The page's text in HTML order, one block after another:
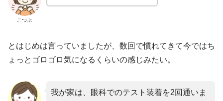
こつぶ
とはじめは言っていましたが、数回で慣れてきて今ではち
ょっとゴロゴロ気になるくらいの感じみたい。
我が家は、眼科でのテスト装着を2回通いま